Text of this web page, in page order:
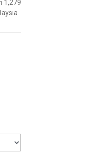
1,279